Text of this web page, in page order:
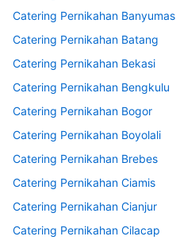
Catering Pernikahan Banyumas
Catering Pernikahan Batang
Catering Pernikahan Bekasi
Catering Pernikahan Bengkulu
Catering Pernikahan Bogor
Catering Pernikahan Boyolali
Catering Pernikahan Brebes
Catering Pernikahan Ciamis
Catering Pernikahan Cianjur
Catering Pernikahan Cilacap